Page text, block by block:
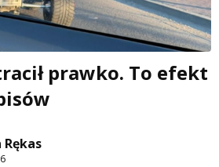
prawko. To efekt